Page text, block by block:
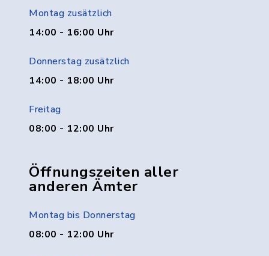
Montag zusätzlich
14:00 - 16:00 Uhr
Donnerstag zusätzlich
14:00 - 18:00 Uhr
Freitag
08:00 - 12:00 Uhr
Öffnungszeiten aller
anderen Ämter
Montag bis Donnerstag
08:00 - 12:00 Uhr